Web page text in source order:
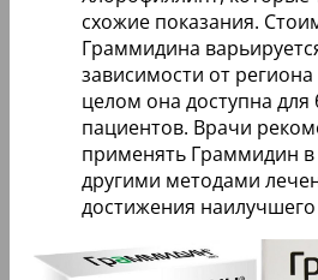
схожие показания.
Граммидина
зависимости от
целом она доступна
пациентов. Врачи
применять Граммидин в
другими методами
достижения наилучшего